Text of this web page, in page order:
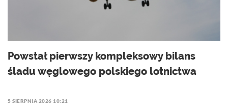
Powstał pierwszy kompleksowy bilans
śladu węglowego polskiego lotnictwa
5 SIERPNIA 2026 10:21